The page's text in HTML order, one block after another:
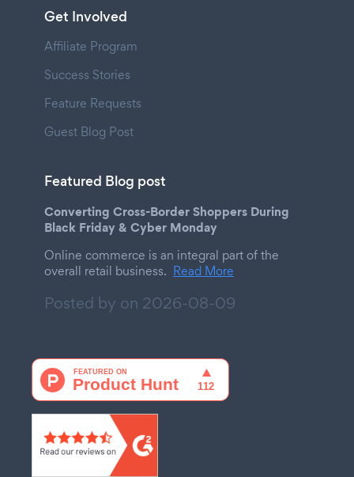
Get Involved
Affiliate Program
Success Stories
Feature Requests
Guest Blog Post
Featured Blog post
Converting Cross-Border Shoppers During
Black Friday & Cyber Monday
Online commerce is an integral part of the
overall retail business. Read More
Posted by on 2026-08-09